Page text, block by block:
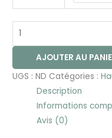
AJOUTER AU
UGS :ND Catégories :
Description
Informations
Avis (0)